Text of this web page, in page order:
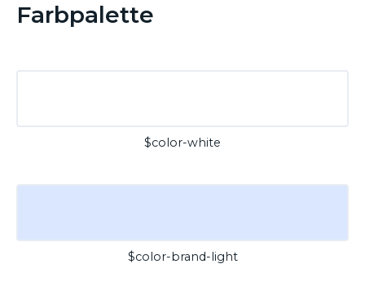
Farbpalette
$color-white
$color-brand-light